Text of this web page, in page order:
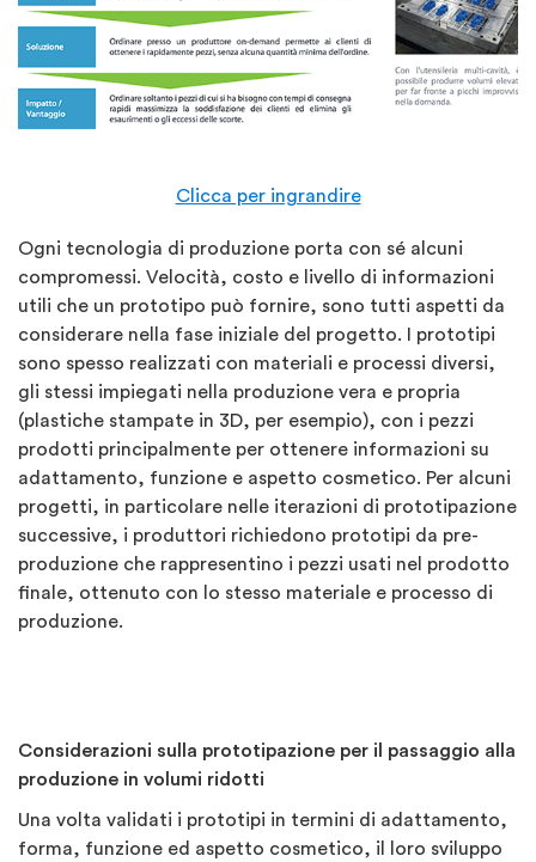
Clicca per ingrandire
Ogni tecnologia di produzione porta con sé alcuni
compromessi. Velocità, costo e livello di informazioni
utili che un prototipo può fornire, sono tutti aspetti da
considerare nella fase iniziale del progetto. I prototipi
sono spesso realizzati con materiali e processi diversi,
gli stessi impiegati nella produzione vera e propria
(plastiche stampate in 3D, per esempio), con i pezzi
prodotti principalmente per ottenere informazioni su
adattamento, funzione e aspetto cosmetico. Per alcuni
progetti, in particolare nelle iterazioni di prototipazione
successive, i produttori richiedono prototipi da pre-
produzione che rappresentino i pezzi usati nel prodotto
finale, ottenuto con lo stesso materiale e processo di
produzione.
Considerazioni sulla prototipazione per il passaggio alla
produzione in volumi ridotti
Una volta validati i prototipi in termini di adattamento,
forma, funzione ed aspetto cosmetico, il loro sviluppo